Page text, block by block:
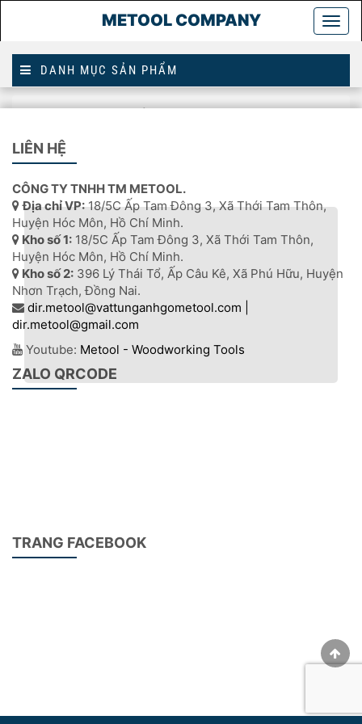
METOOL COMPANY
DANH MỤC SẢN PHẨM
Trangdụng cụ phay xốp CNC
DỤNG CỤ PHAY XỐP CNC
LIÊN HỆ
CÔNG TY TNHH TM METOOL.
Địa chỉ VP:18/5C Ấp Tam Đông 3, Xã Thới Tam Thôn,
Huyện Hóc Môn, Hồ Chí Minh.
Kho số 1: 18/5C Ấp Tam Đông 3, Xã Thới Tam Thôn,
Huyện Hóc Môn, Hồ Chí Minh.
Kho số 2: 396 Lý Thái Tổ, Ấp Câu Kê, Xã Phú Hữu, Huyện
Nhơn Trạch, Đồng Nai.
dir.metool@vattunganhgometool.com |
dir.metool@gmail.com
Youtube: Metool - Woodworking Tools
ZALO QRCODE
TRANG FACEBOOK